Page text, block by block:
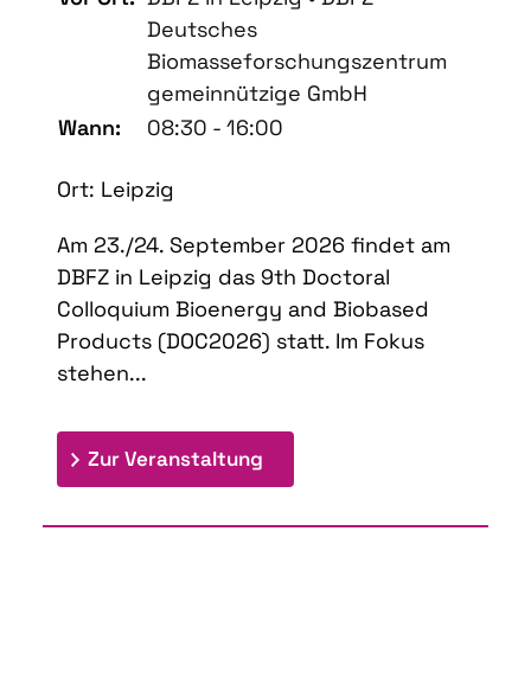
Deutsches
Biomasseforschungszentrum
gemeinnützige GmbH
Wann:
08:30 - 16:00
Ort: Leipzig
Am 23./24. September 2026 findet am
DBFZ in Leipzig das 9th Doctoral
Colloquium Bioenergy and Biobased
Products (DOC2026) statt. Im Fokus
stehen...
Zur Veranstaltung